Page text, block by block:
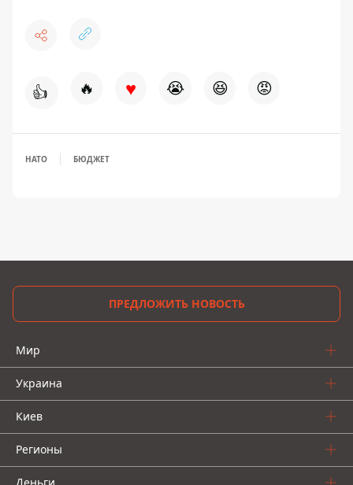
👍 🔥 ♥ 😭 😆 😡
НАТО БЮДЖЕТ
ПРЕДЛОЖИТЬ НОВОСТЬ
Мир
Украина
Киев
Регионы